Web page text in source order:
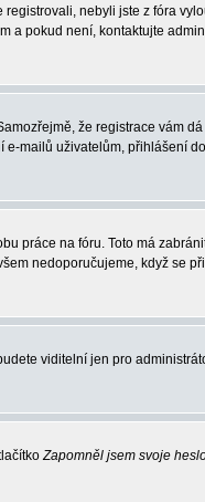
nebyli jste z fóra
a pokud není, kontaktujte
že registrace vám
mailů uživatelům, přihlášení
práce na fóru. Toto má
nedoporučujeme, když se
viditelní jen pro
Zapomněl jsem svoje